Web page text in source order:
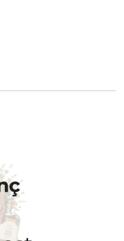
directament
butlletí i segueix